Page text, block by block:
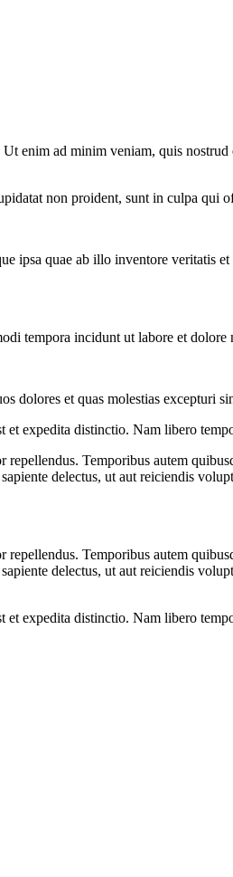
enim ad minim veniam, quis
non proident, sunt in culpa qui
ipsa quae ab illo inventore veritatis
tempora incidunt ut labore et dolore
dolores et quas molestias excepturi
expedita distinctio. Nam libero
Temporibus autem
delectus, ut aut reiciendis
Temporibus autem
delectus, ut aut reiciendis
expedita distinctio. Nam libero